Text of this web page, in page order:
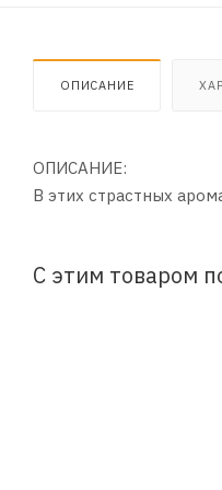
ОПИСАНИЕ
ОПИСАНИЕ:
В этих страстных
С этим товаром